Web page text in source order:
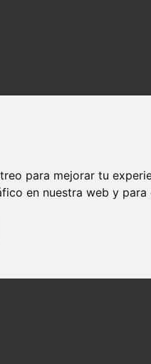
para mejorar tu
en nuestra web y
anime en español